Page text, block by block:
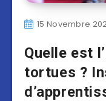
15 Novembre
Quelle est
tortues ?